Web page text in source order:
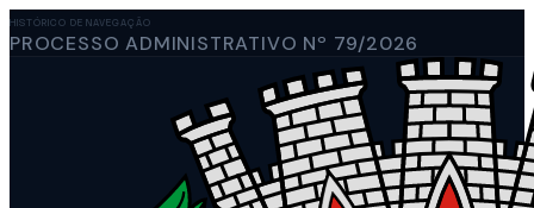
HISTÓRICO DE NAVEGAÇÃO
PROCESSO ADMINISTRATIVO Nº 79/2026